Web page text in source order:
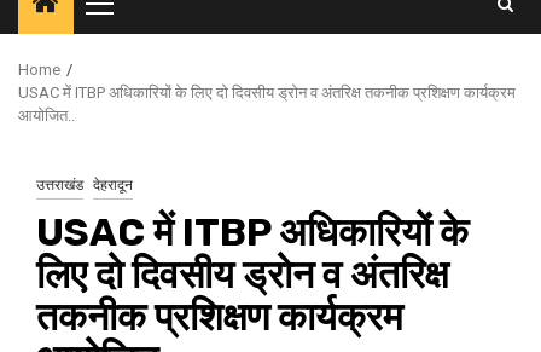
Primary
Menu
Home
USAC में ITBP अधिकारियों के लिए दो दिवसीय ड्रोन व अंतरिक्ष तकनीक प्रशिक्षण कार्यक्रम
आयोजित..
उत्तराखंड देहरादून
USAC में ITBP अधिकारियों के
लिए दो दिवसीय ड्रोन व अंतरिक्ष
तकनीक प्रशिक्षण कार्यक्रम